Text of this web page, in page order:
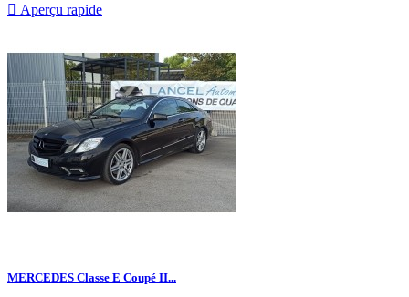
 Aperçu rapide
MERCEDES Classe E Coupé II...